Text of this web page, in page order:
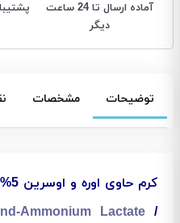
آماده ارسال تا 24 ساعت
دیگر
توضیحات مشخصات
/
Ammonium Lactate